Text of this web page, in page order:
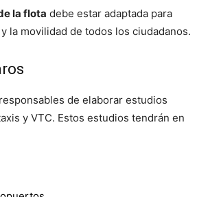
la flota debe estar adaptada para
la movilidad de todos los ciudadanos.
de elaborar estudios
y VTC. Estos estudios tendrán en